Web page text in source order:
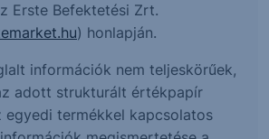
Erste Befektetési Zrt.
) honlapján.
információk nem teljeskörűek,
adott strukturált értékpapír
egyedi termékkel kapcsolatos